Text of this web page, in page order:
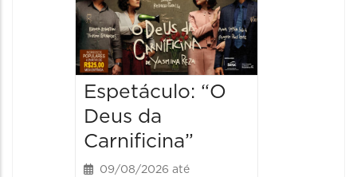
Espetáculo: “O
Deus da
Carnificina”
09/08/2026 até